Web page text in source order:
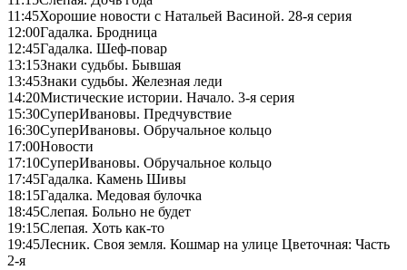
11:45Хорошие новости с Натальей Васиной. 28-я серия
12:00Гадалка. Бродница
12:45Гадалка. Шеф-повар
13:15Знаки судьбы. Бывшая
13:45Знаки судьбы. Железная леди
14:20Мистические истории. Начало. 3-я серия
15:30СуперИвановы. Предчувствие
16:30СуперИвановы. Обручальное кольцо
17:00Новости
17:10СуперИвановы. Обручальное кольцо
17:45Гадалка. Камень Шивы
18:15Гадалка. Медовая булочка
18:45Слепая. Больно не будет
19:15Слепая. Хоть как-то
19:45Лесник. Своя земля. Кошмар на улице Цветочная: Часть
2-я